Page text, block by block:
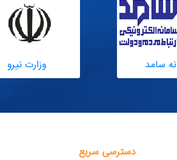
سامد وزارت نیرو
دسترسی سریع